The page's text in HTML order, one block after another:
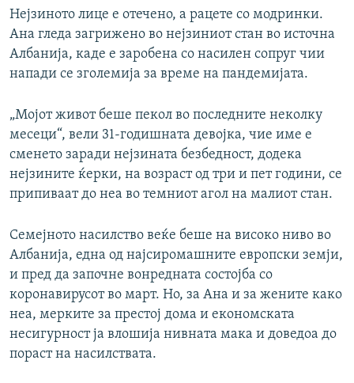
Нејзиното лице е отечено, а рацете со модринки.
Ана гледа загрижено во нејзиниот стан во источна
Албанија, каде е заробена со насилен сопруг чии
напади се зголемија за време на пандемијата.
„Мојот живот беше пекол во последните неколку
месеци“, вели 31-годишната девојка, чие име е
сменето заради нејзината безбедност, додека
нејзините ќерки, на возраст од три и пет години, се
припиваат до неа во темниот агол на малиот стан.
Семејното насилство веќе беше на високо ниво во
Албанија, една од најсиромашните европски земји,
и пред да започне вонредната состојба со
коронавирусот во март. Но, за Ана и за жените како
неа, мерките за престој дома и економската
несигурност ја влошија нивната мака и доведоа до
пораст на насилствата.